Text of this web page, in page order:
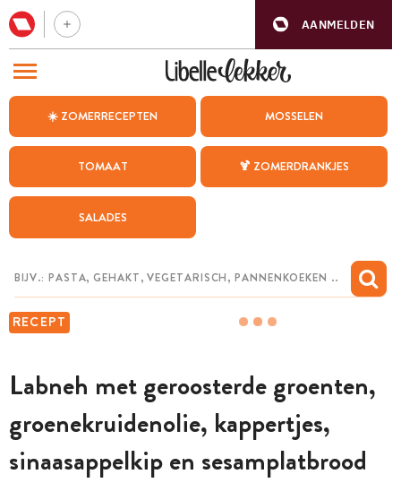
AANMELDEN
☀️ ZOMERRECEPTEN MOSSELEN
TOMAAT 🍹 ZOMERDRANKJES
SALADES
RECEPT
Labneh met geroosterde groenten,
groenekruidenolie, kappertjes,
sinaasappelkip en sesamplatbrood
BEZOEK ONZE ANDERE WEBSITES
WEEKMENU
CHAT MET MAIA
MIJN BEWAARDE RECEPTEN